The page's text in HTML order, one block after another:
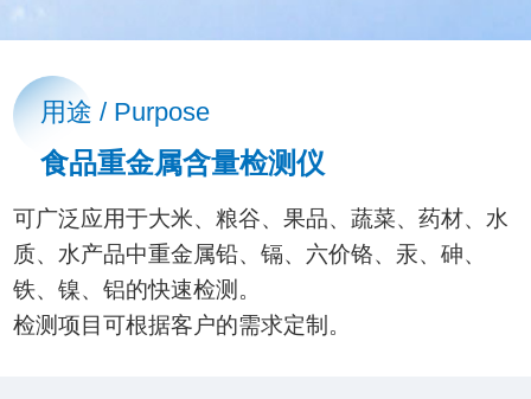
用途 / Purpose
食品重金属含量检测仪
可广泛应用于大米、粮谷、果品、蔬菜、药材、水
质、水产品中重金属铅、镉、六价铬、汞、砷、
铁、镍、铝的快速检测。
检测项目可根据客户的需求定制。